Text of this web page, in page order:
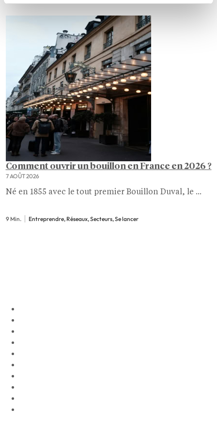
Comment ouvrir un bouillon en France en 2026 ?
7 AOÛT 2026
Né en 1855 avec le tout premier Bouillon Duval, le ...
9 Min. Entreprendre, Réseaux, Secteurs, Se lancer